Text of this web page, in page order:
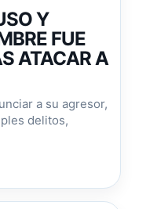
Y
FUE
ATACAR A
a su agresor,
delitos,